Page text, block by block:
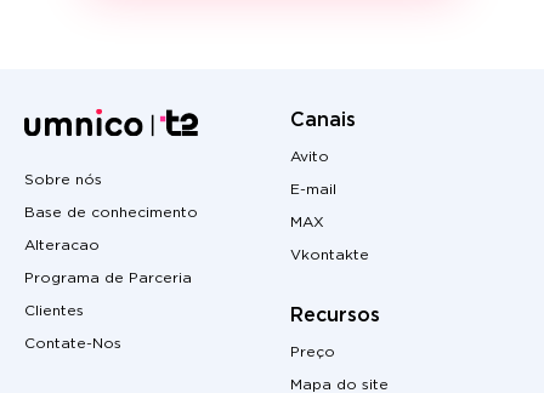
Sobre nós
Base de conhecimento
Alteracao
Programa de Parceria
Clientes
Contate-Nos
Canais
Avito
E-mail
MAX
Vkontakte
Recursos
Preço
Mapa do site